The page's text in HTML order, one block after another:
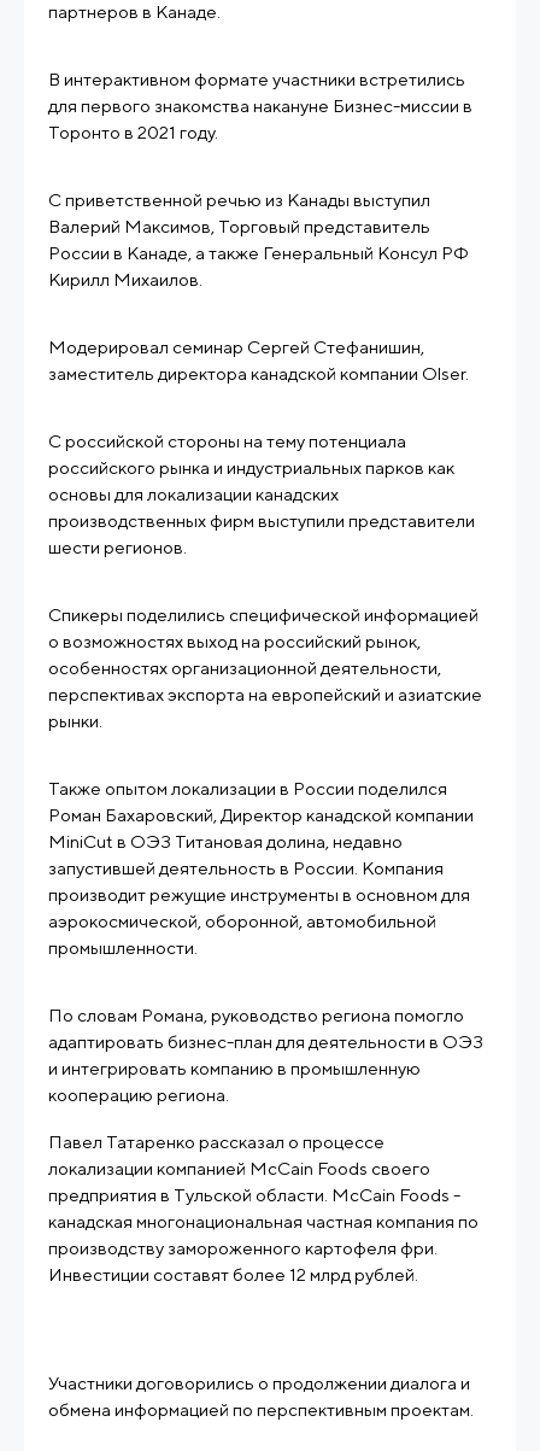
партнеров в Канаде.
В интерактивном формате участники встретились
для первого знакомства накануне Бизнес-миссии в
Торонто в 2021 году.
С приветственной речью из Канады выступил
Валерий Максимов, Торговый представитель
России в Канаде, а также Генеральный Консул РФ
Кирилл Михаилов.
Модерировал семинар Сергей Стефанишин,
заместитель директора канадской компании Olser.
С российской стороны на тему потенциала
российского рынка и индустриальных парков как
основы для локализации канадских
производственных фирм выступили представители
шести регионов.
Спикеры поделились специфической информацией
о возможностях выход на российский рынок,
особенностях организационной деятельности,
перспективах экспорта на европейский и азиатские
рынки.
Также опытом локализации в России поделился
Роман Бахаровский, Директор канадской компании
MiniCut в ОЭЗ Титановая долина, недавно
запустившей деятельность в России. Компания
производит режущие инструменты в основном для
аэрокосмической, оборонной, автомобильной
промышленности.
По словам Романа, руководство региона помогло
адаптировать бизнес-план для деятельности в ОЭЗ
и интегрировать компанию в промышленную
кооперацию региона.
Павел Татаренко рассказал о процессе
локализации компанией McCain Foods своего
предприятия в Тульской области. McCain Foods -
канадская многонациональная частная компания по
производству замороженного картофеля фри.
Инвестиции составят более 12 млрд рублей.
Участники договорились о продолжении диалога и
обмена информацией по перспективным проектам.